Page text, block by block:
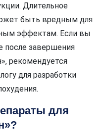
Длительное
быть вредным для
эффектам. Если вы
после завершения
рекомендуется
для разработки
для